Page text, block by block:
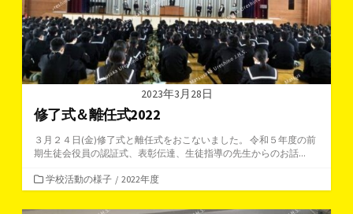
2023年3月28日
修了式＆離任式2022
３月２４日(金)修了式と離任式をおこないました。 令和５年度の前
期生徒会役員の認証式、表彰伝達、生徒指導の先生からのお話...
カ
テ
ゴ
学校活動の様子 / 2022年度